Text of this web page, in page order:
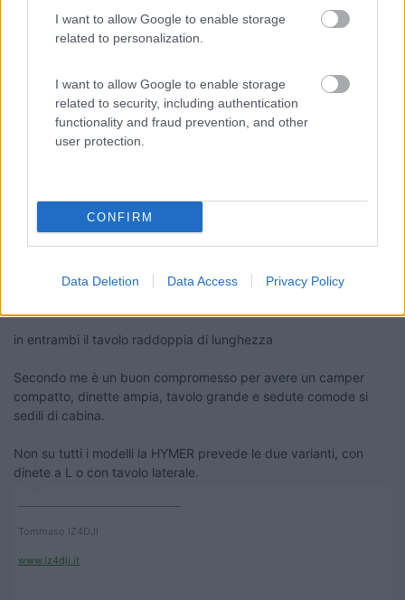
I want to allow Google to enable storage
related to personalization.
I want to allow Google to enable storage
related to security, including authentication
functionality and fraud prevention, and other
user protection.
CONFIRM
Data Deletion Data Access Privacy Policy
in entrambi il tavolo raddoppia di lunghezza
Secondo me è un buon compromesso per avere un camper
compatto, dinette ampia, tavolo grande e sedute comode si
sedili di cabina.
Non su tutti i modelli la HYMER prevede le due varianti, con
dinete a L o con tavolo laterale.
Tommaso IZ4DJI
www.iz4dji.it